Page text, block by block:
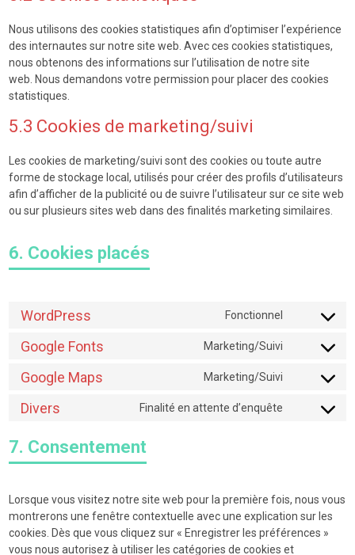
Nous utilisons des cookies statistiques afin d’optimiser l’expérience
des internautes sur notre site web. Avec ces cookies statistiques,
nous obtenons des informations sur l’utilisation de notre site
web. Nous demandons votre permission pour placer des cookies
statistiques.
5.3 Cookies de marketing/suivi
Les cookies de marketing/suivi sont des cookies ou toute autre
forme de stockage local, utilisés pour créer des profils d’utilisateurs
afin d’afficher de la publicité ou de suivre l’utilisateur sur ce site web
ou sur plusieurs sites web dans des finalités marketing similaires.
6. Cookies placés
WordPress Fonctionnel
Consent
service
wordpress
Google Fonts Marketing/Suivi
Consent
service
google-
Google Maps Marketing/Suivi
Consent
service
Divers Finalité en attente d’enquête
Consent
7. Consentement
Lorsque vous visitez notre site web pour la première fois, nous vous
montrerons une fenêtre contextuelle avec une explication sur les
cookies. Dès que vous cliquez sur « Enregistrer les préférences »
vous nous autorisez à utiliser les catégories de cookies et